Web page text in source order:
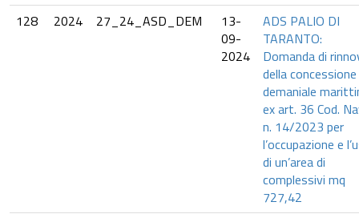
128
2024 27_24_ASD_DEM
13-
09-
2024
ADS PALIO DI
TARANTO:
Domanda di
della concessione
demaniale
ex art. 36 Cod.
n. 14/2023 per
l’occupazione e
di un’area di
complessivi mq
727,42